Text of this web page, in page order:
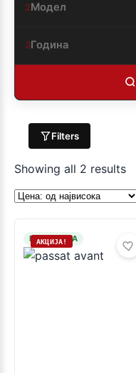
2Модел
3Година
Filters
Showing all 2 results
НА ЗАЛИХА
АКЦИЈА!